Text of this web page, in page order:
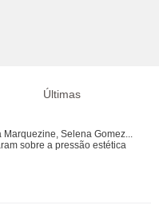
em aniversário de Nathalia
Últimas
Selena Gomez...
sobre a pressão estética